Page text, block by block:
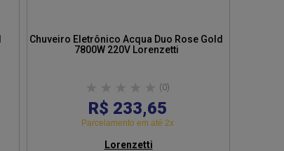
Chuveiro Eletrônico Acqua Duo Rose Gold
7800W 220V Lorenzetti
(0)
R$ 233,65
Parcelamento em até 2x
Lorenzetti